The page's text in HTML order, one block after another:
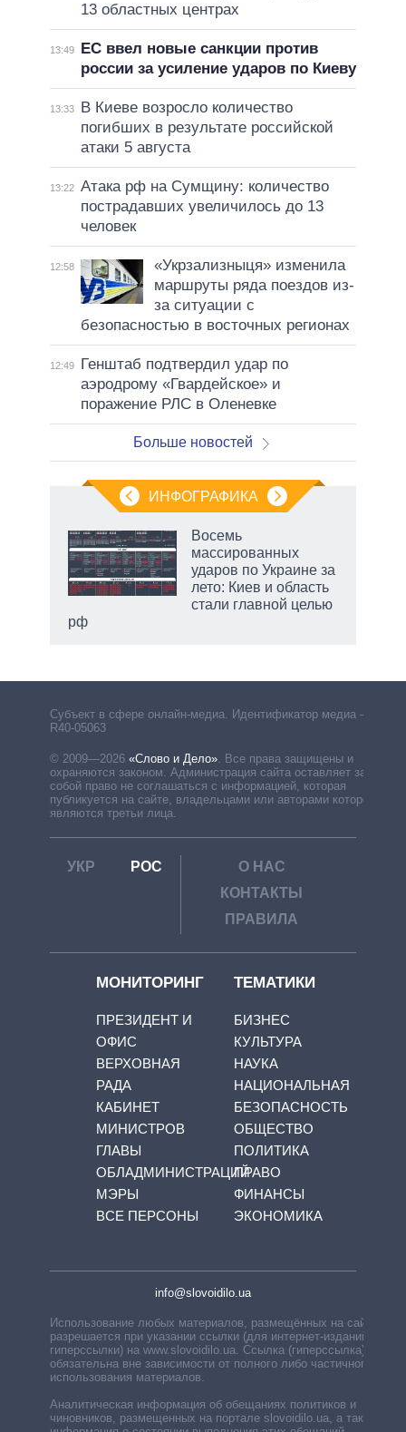
13 областных центрах
13:49
ЕС ввел новые санкции против
россии за усиление ударов по Киеву
13:33
В Киеве возросло количество
погибших в результате российской
атаки 5 августа
13:22 Атака рф на Сумщину: количество
пострадавших увеличилось до 13
человек
12:58
«Укрзализныця» изменила
маршруты ряда поездов из-
за ситуации с
безопасностью в восточных регионах
12:49
Генштаб подтвердил удар по
аэродрому «Гвардейское» и
поражение РЛС в Оленевке
Больше новостей
ИНФОГРАФИКА
Восемь
массированных
ударов по Украине за
лето: Киев и область
стали главной целью
рф
Субъект в сфере онлайн-медиа. Идентификатор медиа –
R40-05063
© 2009—2026 «Слово и Дело». Все права защищены и
охраняются законом. Администрация сайта оставляет за
собой право не соглашаться с информацией, которая
публикуется на сайте, владельцами или авторами которой
являются третьи лица.
УКР РОС
О НАС
КОНТАКТЫ
ПРАВИЛА
МОНИТОРИНГ
ПРЕЗИДЕНТ И
ОФИС
ВЕРХОВНАЯ
РАДА
КАБИНЕТ
МИНИСТРОВ
ГЛАВЫ
ОБЛАДМИНИСТРАЦИЙ
МЭРЫ
ВСЕ ПЕРСОНЫ
ТЕМАТИКИ
БИЗНЕС
КУЛЬТУРА
НАУКА
НАЦИОНАЛЬНАЯ
БЕЗОПАСНОСТЬ
ОБЩЕСТВО
ПОЛИТИКА
ПРАВО
ФИНАНСЫ
ЭКОНОМИКА
info@slovoidilo.ua
Использование любых материалов, размещённых на сайте,
разрешается при указании ссылки (для интернет-изданий —
гиперссылки) на www.slovoidilo.ua. Ссылка (гиперссылка)
обязательна вне зависимости от полного либо частичного
использования материалов.
Аналитическая информация об обещаниях политиков и
чиновников, размещенных на портале slovoidilo.ua, а также